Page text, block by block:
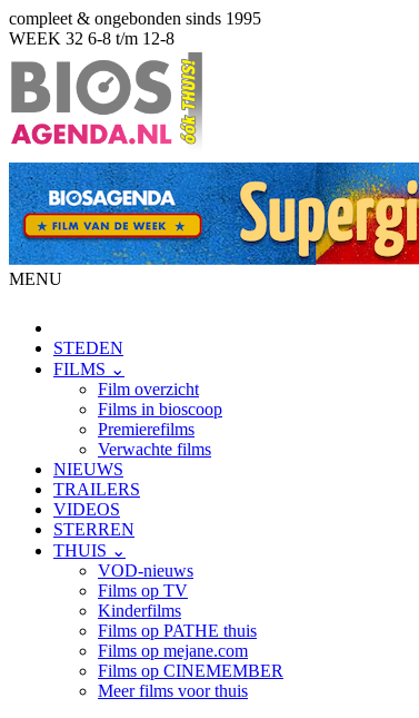
compleet & ongebonden sinds 1995
WEEK 32 6-8 t/m 12-8
MENU
STEDEN
FILMS ⌄
Film overzicht
Films in bioscoop
Premierefilms
Verwachte films
NIEUWS
TRAILERS
VIDEOS
STERREN
THUIS ⌄
VOD-nieuws
Films op TV
Kinderfilms
Films op PATHE thuis
Films op mejane.com
Films op CINEMEMBER
Meer films voor thuis